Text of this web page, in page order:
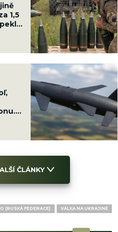
1,5
ČLÁNKY
(RUSKÁ FEDERACE) VÁLKA NA UKRAJINĚ